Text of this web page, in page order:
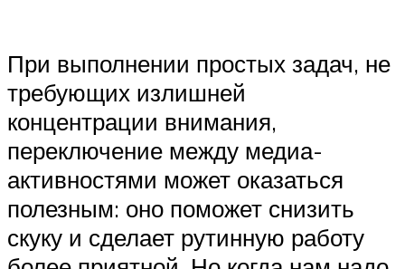
При выполнении простых задач, не
требующих излишней
концентрации внимания,
переключение между медиа-
активностями может оказаться
полезным: оно поможет снизить
скуку и сделает рутинную работу